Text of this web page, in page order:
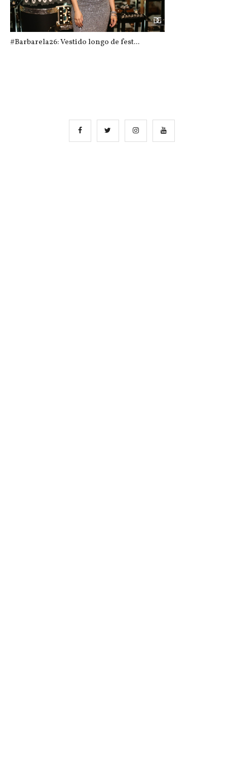
#Barbarela26: Vestido longo de fest...